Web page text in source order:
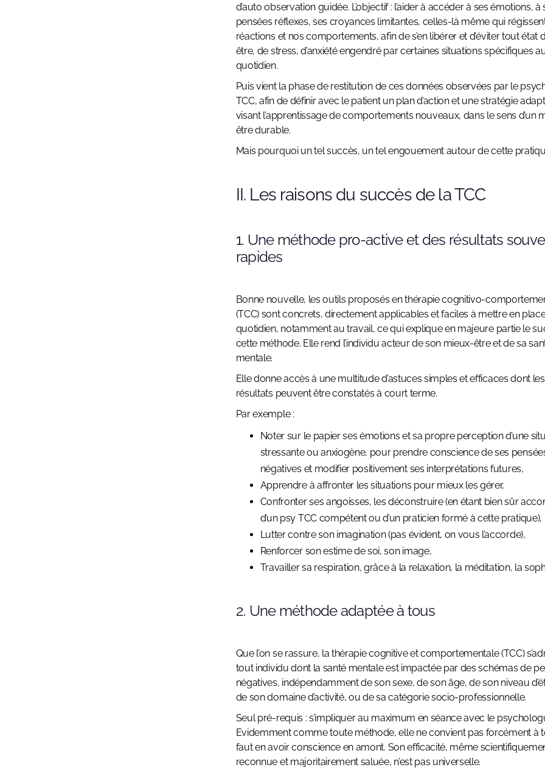
d’auto observation guidée. L’objectif : l’aider à accéder à ses émotions, à
pensées réflexes, ses croyances limitantes, celles-là même qui
réactions et nos comportements, afin de s’en libérer et d’éviter tout état
être, de stress, d’anxiété engendré par certaines situations spécifiques
quotidien.
Puis vient la phase de restitution de ces données observées par le
TCC, afin de définir avec le patient un plan d’action et une stratégie
visant l’apprentissage de comportements nouveaux, dans le sens d’un
être durable.
Mais pourquoi un tel succès, un tel engouement autour de cette
II. Les raisons du succès de la TCC
1. Une méthode pro-active et des résultats
rapides
Bonne nouvelle, les outils proposés en thérapie cognitivo-
(TCC) sont concrets, directement applicables et faciles à mettre en
quotidien, notamment au travail, ce qui explique en majeure partie le
cette méthode. Elle rend l’individu acteur de son mieux-être et de sa
mentale.
Elle donne accès à une multitude d’astuces simples et efficaces dont les
résultats peuvent être constatés à court terme.
Par exemple :
Noter sur le papier ses émotions et sa propre perception d’une
stressante ou anxiogène, pour prendre conscience de ses
négatives et modifier positivement ses interprétations futures,
Apprendre à affronter les situations pour mieux les gérer,
Confronter ses angoisses, les déconstruire (en étant bien sûr
d’un psy TCC compétent ou d’un praticien formé à cette pratique),
Lutter contre son imagination (pas évident, on vous l’accorde),
Renforcer son estime de soi, son image,
Travailler sa respiration, grâce à la relaxation, la méditation, la
2. Une méthode adaptée à tous
Que l’on se rassure, la thérapie cognitive et comportementale (TCC)
tout individu dont la santé mentale est impactée par des schémas de
négatives, indépendamment de son sexe, de son âge, de son niveau
de son domaine d’activité, ou de sa catégorie socio-professionnelle.
Seul pré-requis : s’impliquer au maximum en séance avec le
Evidemment comme toute méthode, elle ne convient pas forcément à
faut en avoir conscience en amont. Son efficacité, même
reconnue et majoritairement saluée, n’est pas universelle.